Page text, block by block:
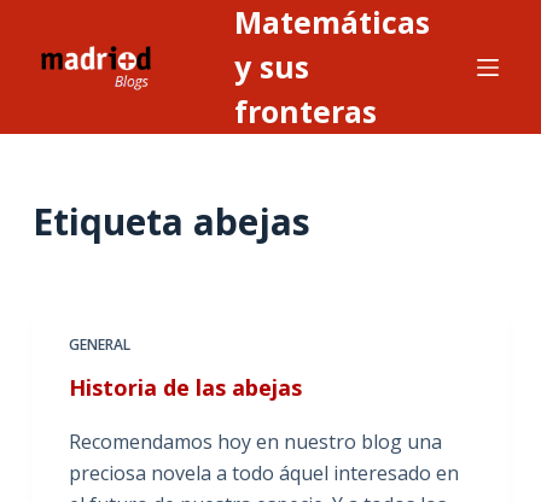
Matemáticas
y sus
fronteras
Etiqueta abejas
GENERAL
Historia de las abejas
Recomendamos hoy en nuestro blog una
preciosa novela a todo áquel interesado en